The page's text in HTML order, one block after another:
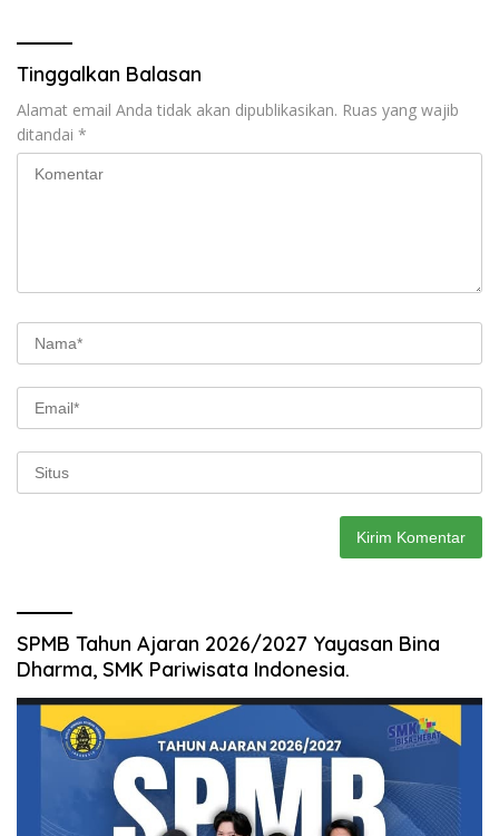
Tinggalkan Balasan
Alamat email Anda tidak akan dipublikasikan. Ruas yang wajib
ditandai *
SPMB Tahun Ajaran 2026/2027 Yayasan Bina
Dharma, SMK Pariwisata Indonesia.